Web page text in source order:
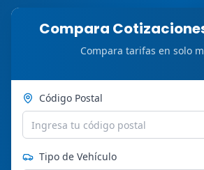
Compara
Compara tarifas en solo
Código Postal
Tipo de Vehículo